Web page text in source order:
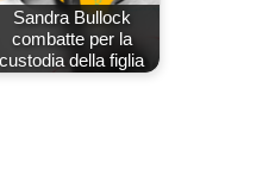
Sandra Bullock
combatte per la
custodia della figlia